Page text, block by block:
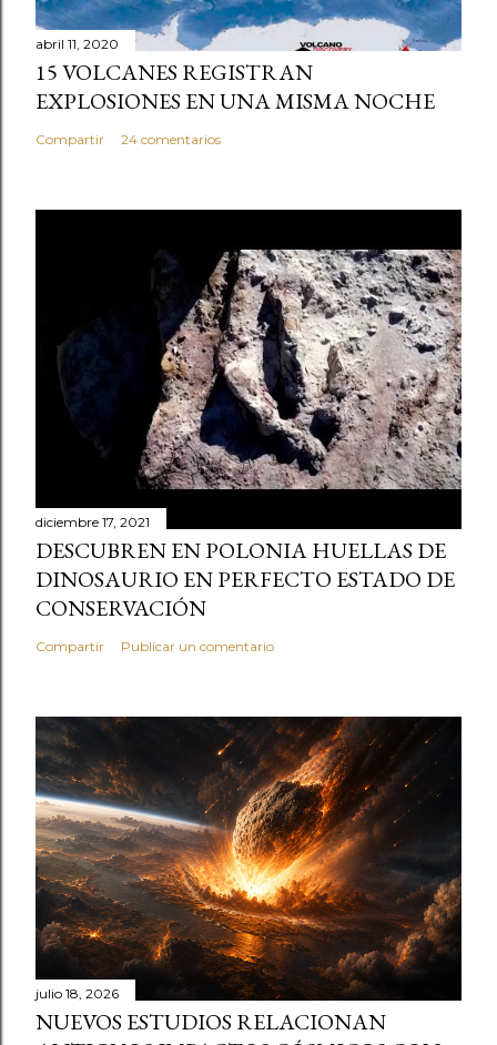
abril 11, 2020
15 VOLCANES REGISTRAN
EXPLOSIONES EN UNA MISMA NOCHE
Compartir 24 comentarios
diciembre 17, 2021
DESCUBREN EN POLONIA HUELLAS DE
DINOSAURIO EN PERFECTO ESTADO DE
CONSERVACIÓN
Compartir Publicar un comentario
julio 18, 2026
NUEVOS ESTUDIOS RELACIONAN